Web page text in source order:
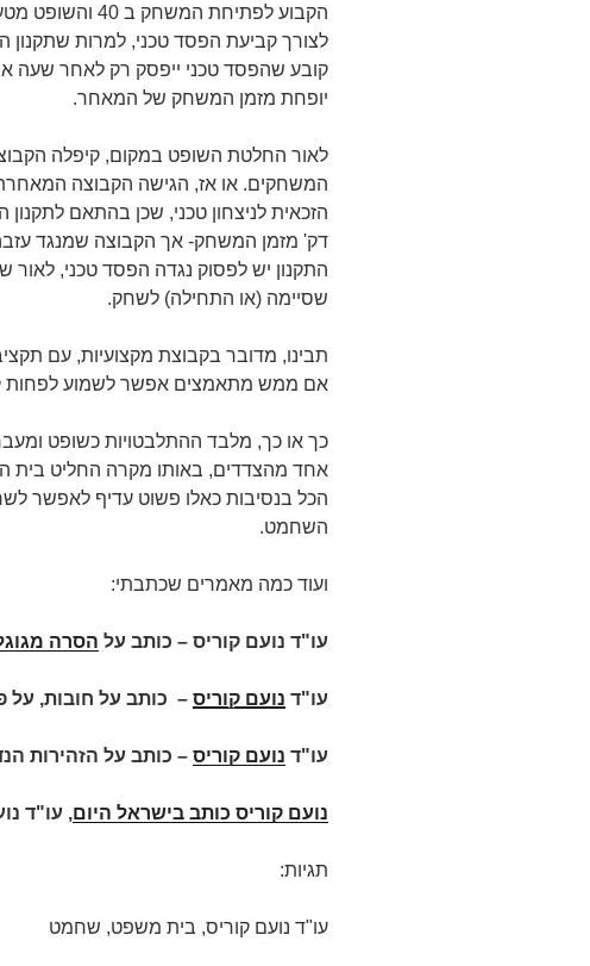
הקבוע לפתיחת
לצורך קביעת הפסד טכני, למרות שתקנון
קובע שהפסד טכני ייפסק רק לאחר שעה
יופחת מזמן המשחק של המאחר.
לאור החלטת השופט במקום, קיפלה
המשחקים. או אז, הגישה הקבוצה המאחרת
דק' מזמן המשחק- אך הקבוצה שמנגד
התקנון יש לפסוק נגדה הפסד טכני,
שסיימה (או התחילה) לשחק.
תבינו, מדובר בקבוצת מקצועיות, עם
אם ממש מתאמצים אפשר לשמוע לפחות
כך או כך, מלבד ההתלבטויות כשופט
אחד מהצדדים, באותו מקרה החליט בית
הכל בנסיבות כאלו פשוט עדיף לאפשר
השחמט.
ועוד כמה מאמרים שכתבתי:
עו"ד נועם קוריס – כותב על הסרה
עו"ד נועם קוריס – כותב על חובות, על
עו"ד נועם קוריס – כותב על הזהירות
נועם קוריס כותב בישראל היום, עו"ד
תגיות:
עו"ד נועם קוריס, בית משפט, שחמט